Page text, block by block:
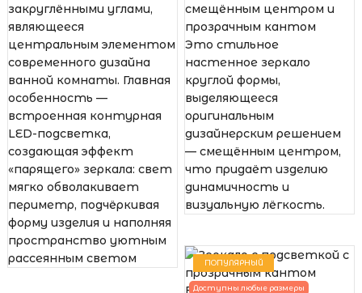
закруглёнными углами,
являющееся
центральным элементом
современного дизайна
ванной комнаты. Главная
особенность —
встроенная контурная
LED-подсветка,
создающая эффект
«парящего» зеркала: свет
мягко обволакивает
периметр, подчёркивая
форму изделия и наполняя
пространство уютным
рассеянным светом
смещённым центром и
прозрачным кантом
Это стильное
настенное зеркало
круглой формы,
выделяющееся
оригинальным
дизайнерским решением
— смещённым центром,
что придаёт изделию
динамичность и
визуальную лёгкость.
ПОПУЛЯРНЫЙ
Доступны любые размеры